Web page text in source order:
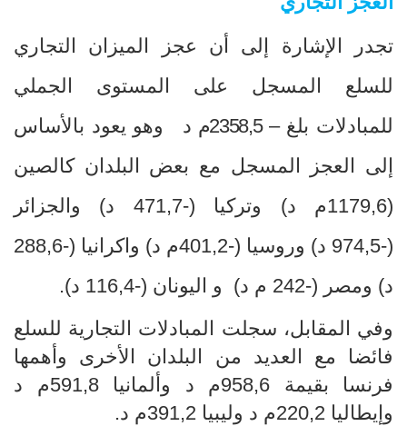
تجدر الإشارة إلى أن عجز الميزان التجاري
للسلع المسجل على المستوى الجملي
للمبادلات بلغ –2358,5م د
وهو يعود بالأساس
إلى العجز المسجل مع بعض البلدان كالصين
(1179,6م د) وتركيا (-471,7 د) والجزائر
(-
974,5 د) وروسيا (-401,2م د) واكرانيا
(-288,6
د) ومصر (-242 م د) و اليونان (-116,4 د).
وفي المقابل، سجلت المبادلات التجارية للسلع
فائضا مع العديد من البلدان الأخرى وأهمها
فرنسا بقيمة
958,6م د وألمانيا 591,8م د
وإيطاليا 220,2م د وليبيا 391,2م د.